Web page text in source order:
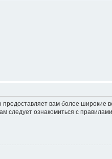
вам более
следует ознакомиться с